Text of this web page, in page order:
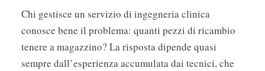
Chi gestisce un servizio di ingegneria clinica
conosce bene il problema: quanti pezzi di ricambio
tenere a magazzino? La risposta dipende quasi
sempre dall’esperienza accumulata dai tecnici, che